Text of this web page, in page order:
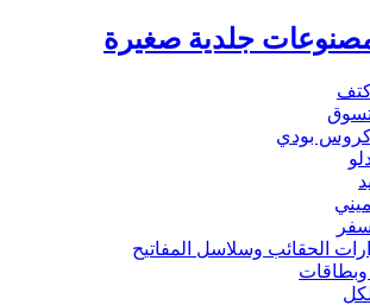
جلدية صغيرة
بودي
الحقائب وسلاسل المفاتيح